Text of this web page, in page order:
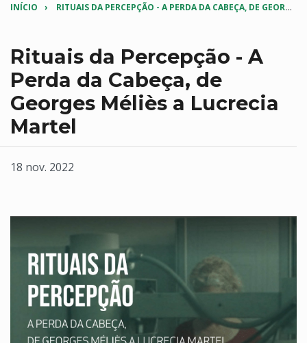
INÍCIO RITUAIS DA PERCEPÇÃO - A PERDA DA CABEÇA, DE GEORGES MÉLIÈS A LUCRECIA MARTEL
Rituais da Percepção - A
Perda da Cabeça, de
Georges Méliès a Lucrecia
Martel
18 nov. 2022